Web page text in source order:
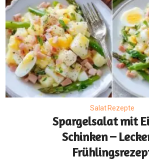
Salat Rezepte
Spargelsalat mit
Schinken –